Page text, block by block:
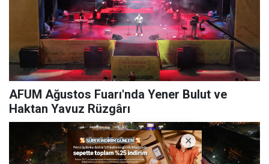
AFUM Ağustos Fuarı'nda Yener Bulut ve
Haktan Yavuz Rüzgârı